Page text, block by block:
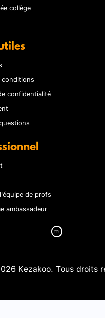
collège
conditions
confidentialité
de profs
ambassadeur
Kezakoo. Tous droits